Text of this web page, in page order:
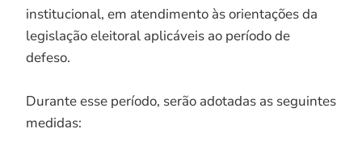
institucional, em atendimento às orientações da
legislação eleitoral aplicáveis ao período de
defeso.
Durante esse período, serão adotadas as seguintes
medidas: